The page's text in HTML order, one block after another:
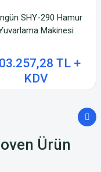
SHY-290 Hamur
Makinesi
TL +
KDV
Ürün